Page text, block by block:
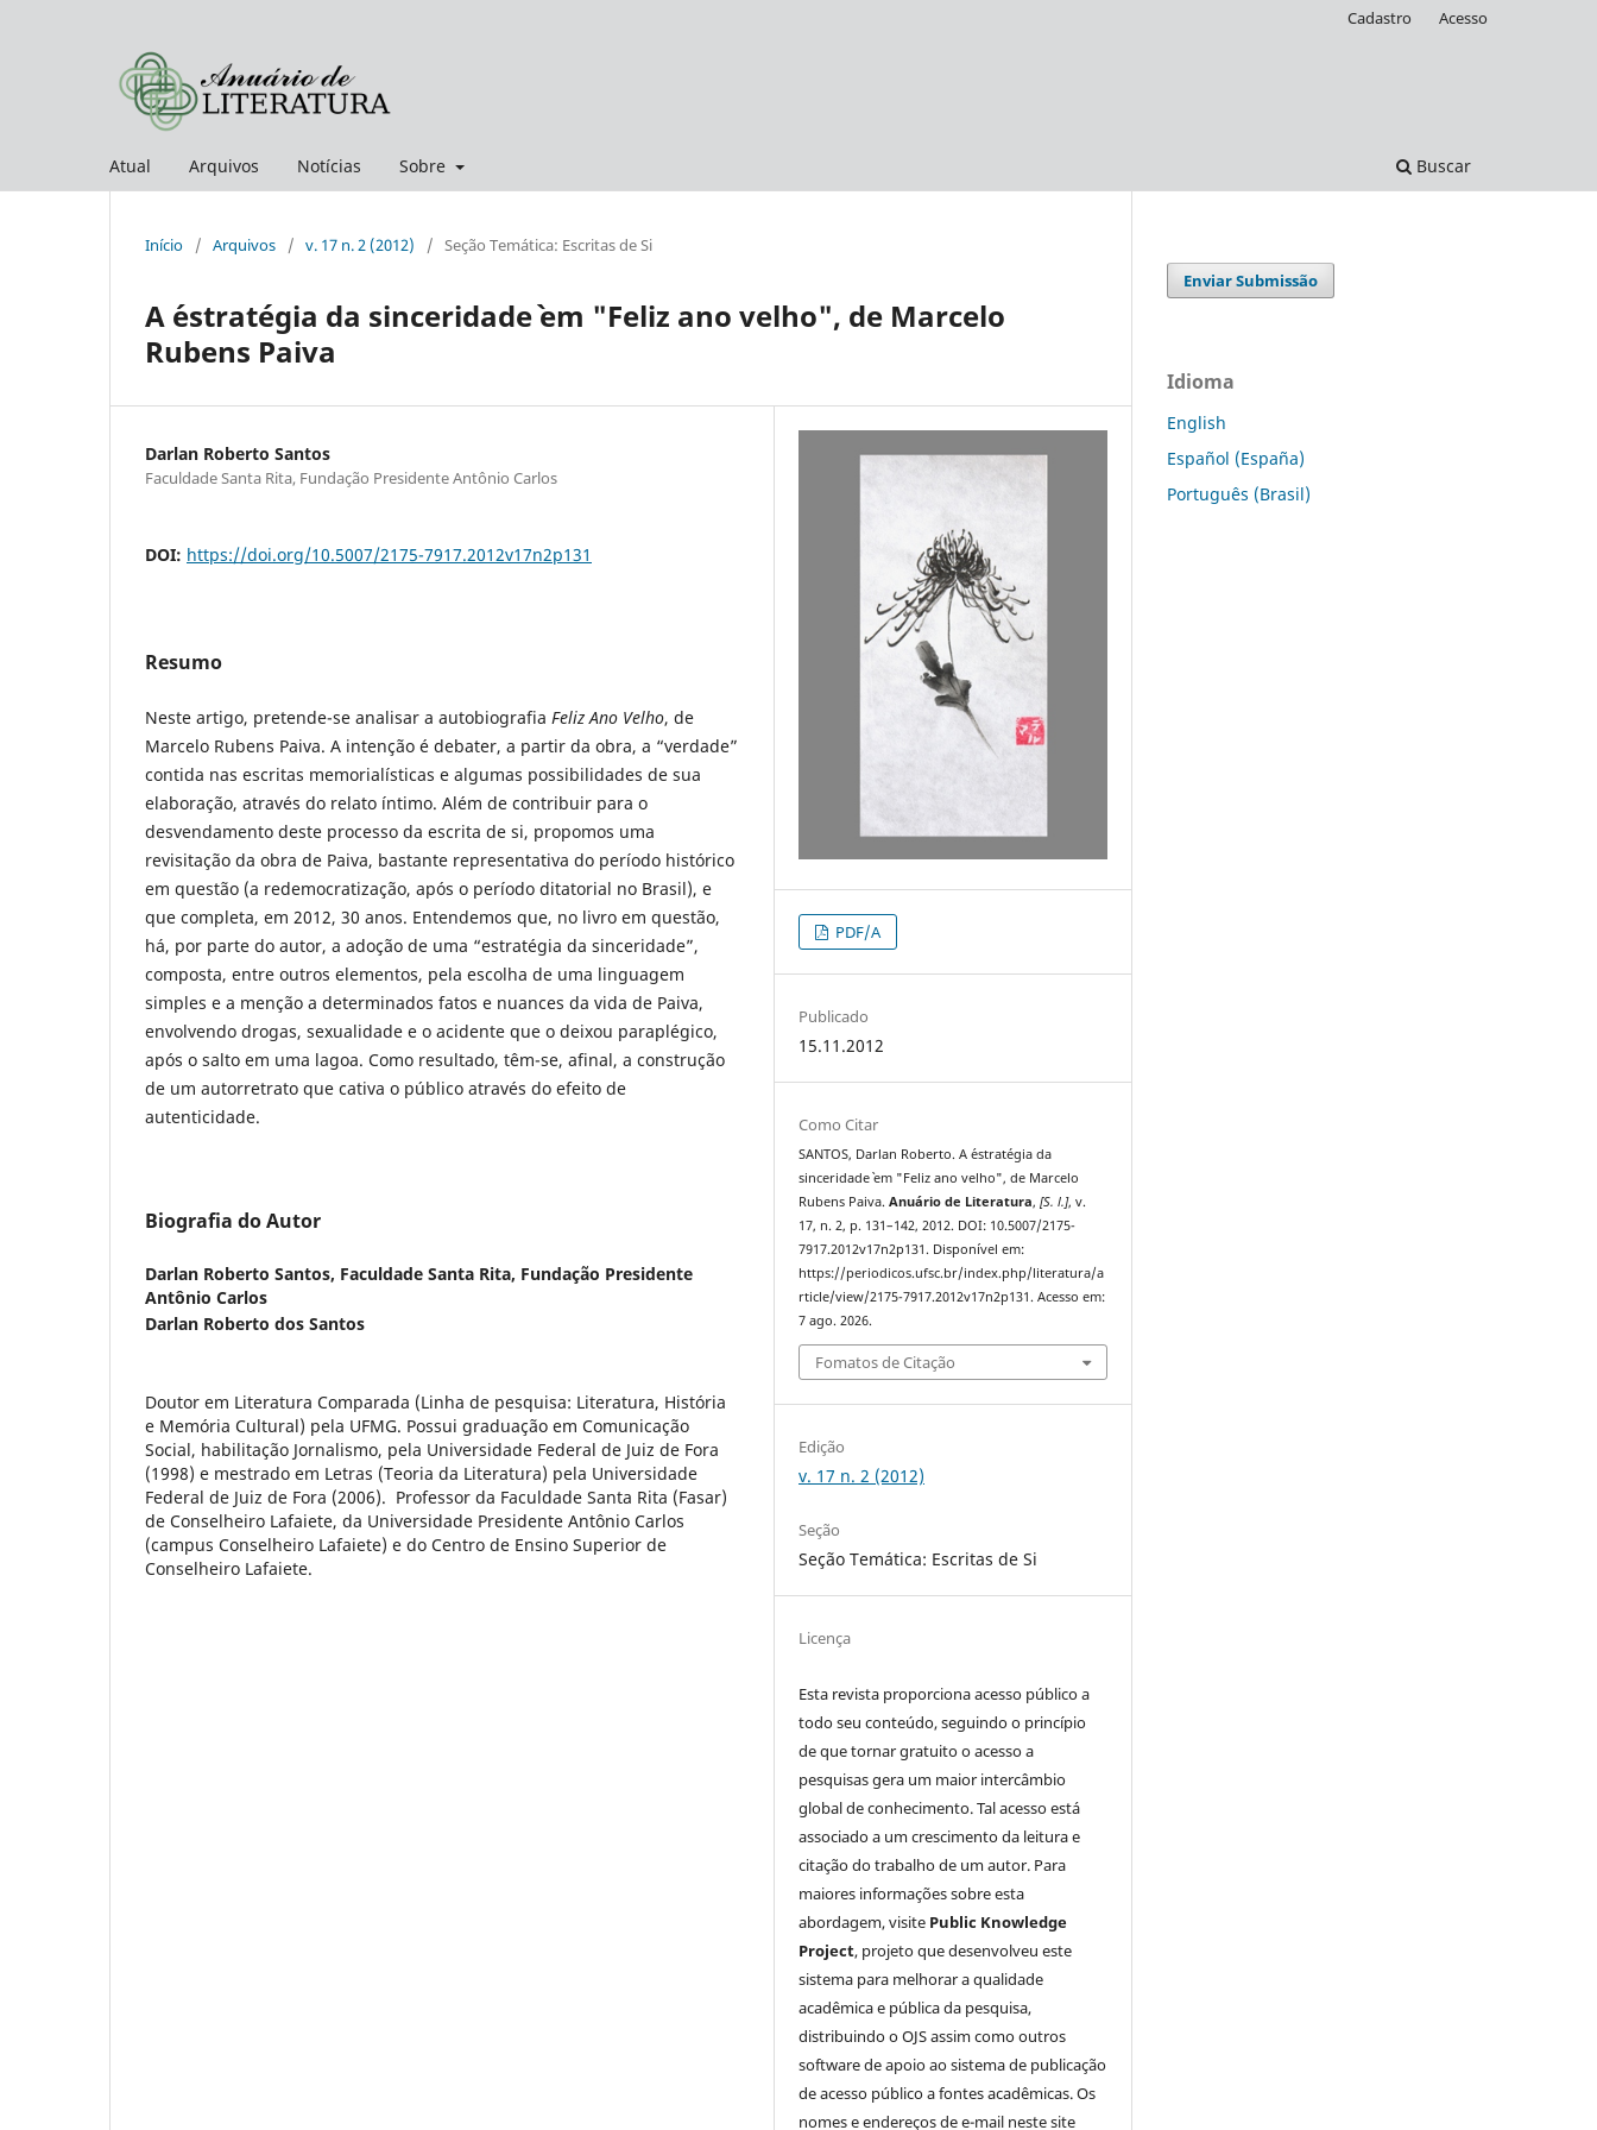
Atual Arquivos Notícias Sobre Buscar
Cadastro Acesso
Início / Arquivos / v. 17 n. 2 (2012) / Seção Temática: Escritas de Si
A ´estratégia da sinceridade` em "Feliz ano velho", de Marcelo
Rubens Paiva
Darlan Roberto Santos
Faculdade Santa Rita, Fundação Presidente Antônio Carlos
DOI: https://doi.org/10.5007/2175-7917.2012v17n2p131
Resumo
Neste artigo, pretende-se analisar a autobiografia Feliz Ano Velho, de
Marcelo Rubens Paiva. A intenção é debater, a partir da obra, a “verdade”
contida nas escritas memorialísticas e algumas possibilidades de sua
elaboração, através do relato íntimo. Além de contribuir para o
desvendamento deste processo da escrita de si, propomos uma
revisitação da obra de Paiva, bastante representativa do período histórico
em questão (a redemocratização, após o período ditatorial no Brasil), e
que completa, em 2012, 30 anos. Entendemos que, no livro em questão,
há, por parte do autor, a adoção de uma “estratégia da sinceridade”,
composta, entre outros elementos, pela escolha de uma linguagem
simples e a menção a determinados fatos e nuances da vida de Paiva,
envolvendo drogas, sexualidade e o acidente que o deixou paraplégico,
após o salto em uma lagoa. Como resultado, têm-se, afinal, a construção
de um autorretrato que cativa o público através do efeito de
autenticidade.
Biografia do Autor
Darlan Roberto Santos, Faculdade Santa Rita, Fundação Presidente
Antônio Carlos
Darlan Roberto dos Santos
Doutor em Literatura Comparada (Linha de pesquisa: Literatura, História
e Memória Cultural) pela UFMG. Possui graduação em Comunicação
Social, habilitação Jornalismo, pela Universidade Federal de Juiz de Fora
(1998) e mestrado em Letras (Teoria da Literatura) pela Universidade
Federal de Juiz de Fora (2006). Professor da Faculdade Santa Rita (Fasar)
de Conselheiro Lafaiete, da Universidade Presidente Antônio Carlos
(campus Conselheiro Lafaiete) e do Centro de Ensino Superior de
Conselheiro Lafaiete.
PDF/A
Publicado
15.11.2012
Como Citar
SANTOS, Darlan Roberto. A ´estratégia da
sinceridade` em "Feliz ano velho", de Marcelo
Rubens Paiva.Anuário de Literatura,[S. l.], v.
17, n. 2, p. 131–142, 2012. DOI: 10.5007/2175-
7917.2012v17n2p131. Disponível em:
https://periodicos.ufsc.br/index.php/literatura/a
rticle/view/2175-7917.2012v17n2p131. Acesso em:
7 ago. 2026.
Fomatos de Citação
Edição
v. 17 n. 2 (2012)
Seção
Seção Temática: Escritas de Si
Licença
Esta revista proporciona acesso público a
todo seu conteúdo, seguindo o princípio
de que tornar gratuito o acesso a
pesquisas gera um maior intercâmbio
global de conhecimento. Tal acesso está
associado a um crescimento da leitura e
citação do trabalho de um autor. Para
maiores informações sobre esta
abordagem, visite Public Knowledge
Project, projeto que desenvolveu este
sistema para melhorar a qualidade
acadêmica e pública da pesquisa,
distribuindo o OJS assim como outros
software de apoio ao sistema de publicação
de acesso público a fontes acadêmicas. Os
nomes e endereços de e-mail neste site
Enviar Submissão
Idioma
English
Español (España)
Português (Brasil)